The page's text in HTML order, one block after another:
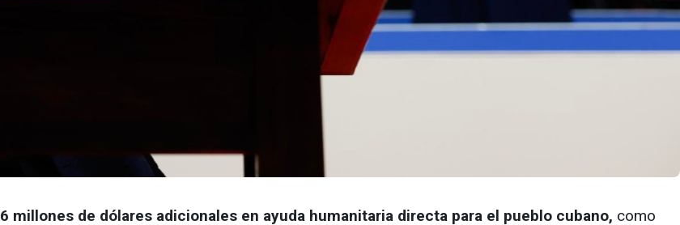
6 millones de dólares adicionales en ayuda humanitaria directa para el pueblo cubano, como